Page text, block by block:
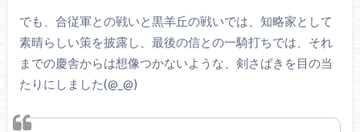
でも、合従軍との戦いと黒羊丘の戦いでは、知略家として
素晴らしい策を披露し、最後の信との一騎打ちでは、それ
までの慶舎からは想像つかないような、剣さばきを目の当
たりにしました(@_@)